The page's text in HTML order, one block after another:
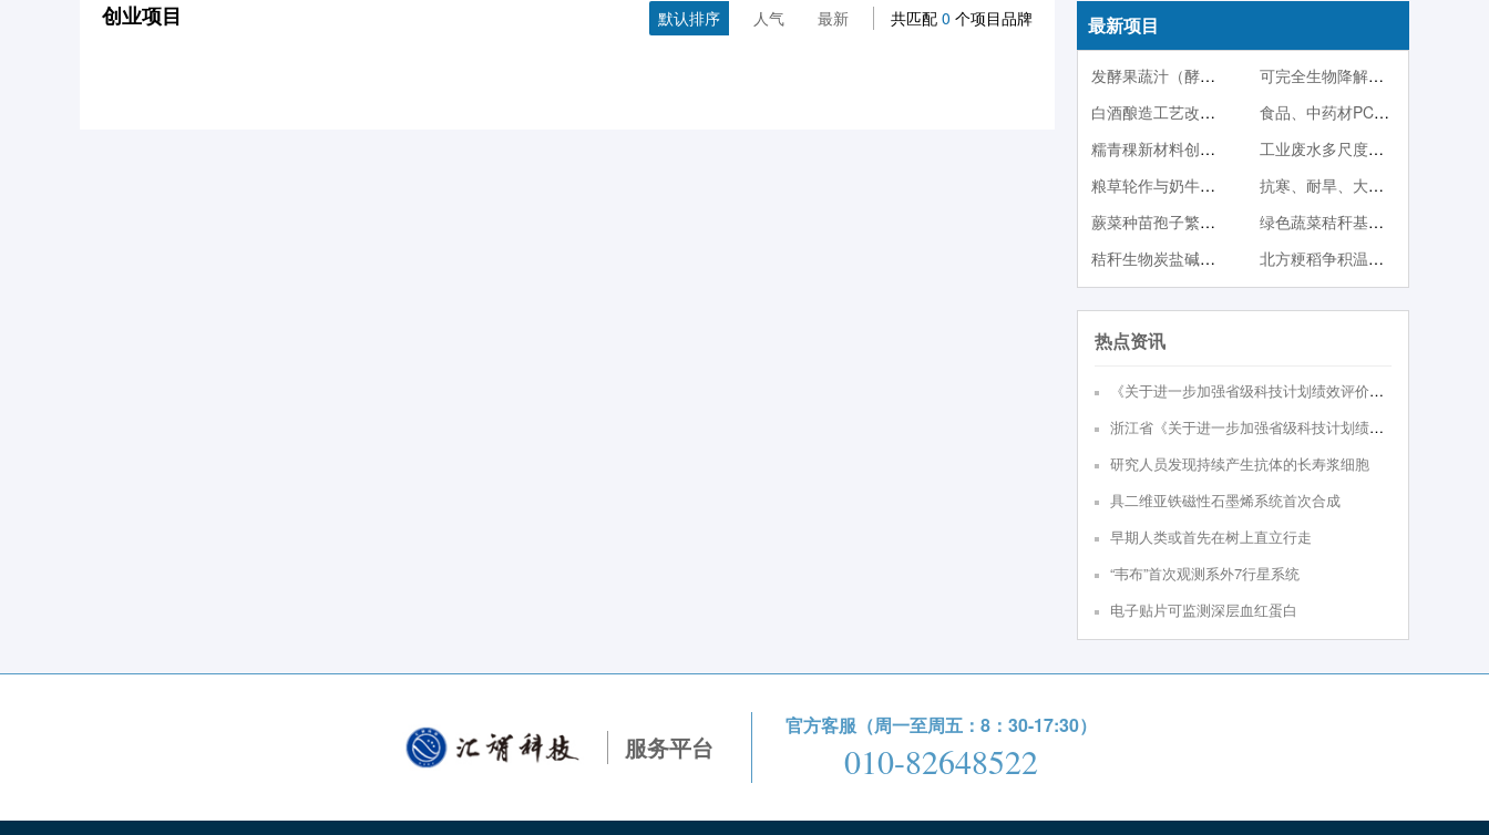
创业项目 默认排序 人气 最新 共匹配 0 个项目品牌 最新项目
发酵果蔬汁（酵素）系列产品
可完全生物降解塑料PBS
白酒酿造工艺改良技术
食品、中药材PCR快检技术
糯青稞新材料创制及其产品开发
工业废水多尺度调控生物强化处理与稳定达标技术
粮草轮作与奶牛一体化产业技术体系
抗寒、耐旱、大果型蓝靛果品种与种苗繁殖技术
蕨菜种苗孢子繁殖与人工栽培技术
绿色蔬菜秸秆基质栽培
秸秆生物炭盐碱地改良与中低产田改造技术
北方粳稻争积温育秧方法
热点资讯
《关于进⼀步加强省级科技计划绩效评价的实施意见（试⾏）》政策解读
浙江省《关于进一步加强省级科技计划绩效评价的实施意见（试行）》
研究人员发现持续产生抗体的长寿浆细胞
具二维亚铁磁性石墨烯系统首次合成
早期人类或首先在树上直立行走
“韦布”首次观测系外7行星系统
电子贴片可监测深层血红蛋白
服务平台
官方客服（周一至周五：8：30-17:30）
010-82648522